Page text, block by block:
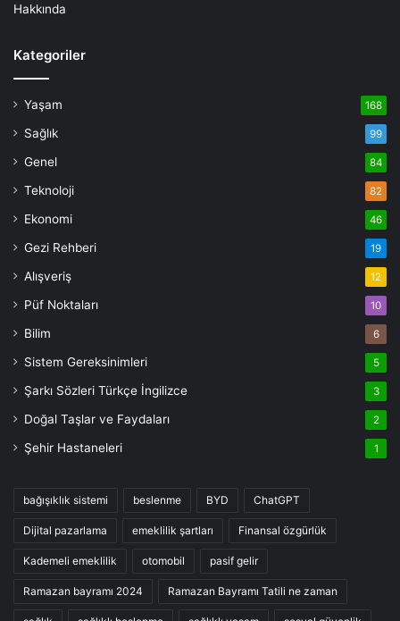
Hakkında
Kategoriler
Yaşam 168
Sağlık 99
Genel 84
Teknoloji 82
Ekonomi 46
Gezi Rehberi 19
Alışveriş 12
Püf Noktaları 10
Bilim 6
Sistem Gereksinimleri 5
Şarkı Sözleri Türkçe İngilizce 3
Doğal Taşlar ve Faydaları 2
Şehir Hastaneleri 1
bağışıklık sistemi beslenme BYD ChatGPT
Dijital pazarlama emeklilik şartları Finansal özgürlük
Kademeli emeklilik otomobil pasif gelir
Ramazan bayramı 2024 Ramazan Bayramı Tatili ne zaman